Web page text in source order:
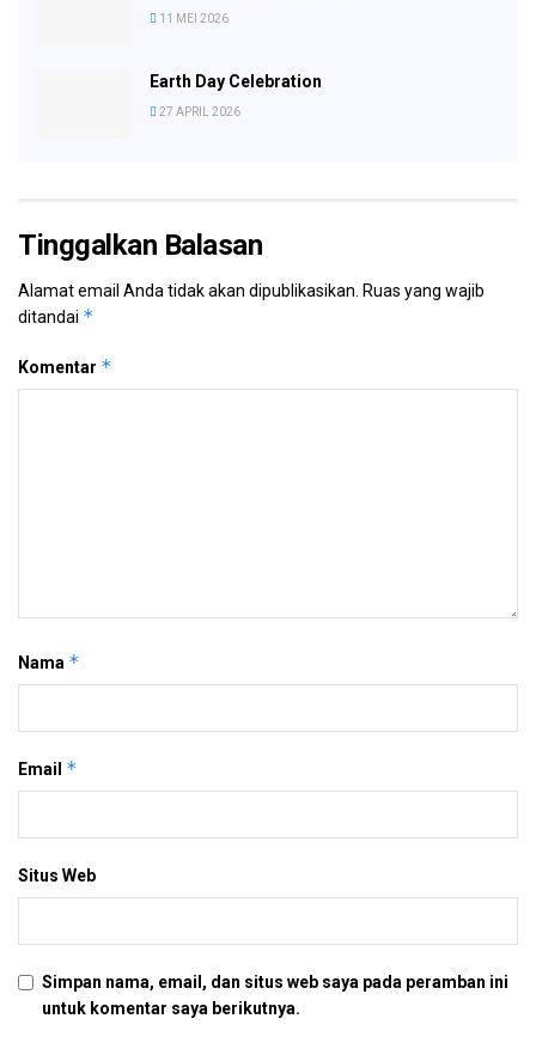
11 MEI 2026
Earth Day Celebration
27 APRIL 2026
Tinggalkan Balasan
Alamat email Anda tidak akan dipublikasikan. Ruas yang wajib
ditandai *
Komentar *
Nama *
Email *
Situs Web
Simpan nama, email, dan situs web saya pada peramban ini
untuk komentar saya berikutnya.